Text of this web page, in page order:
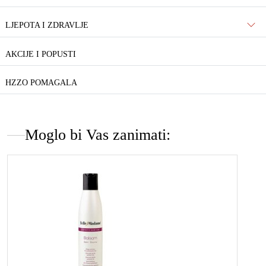
LJEPOTA I ZDRAVLJE
AKCIJE I POPUSTI
HZZO POMAGALA
Moglo bi Vas zanimati: